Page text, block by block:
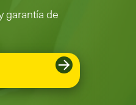
garantía de